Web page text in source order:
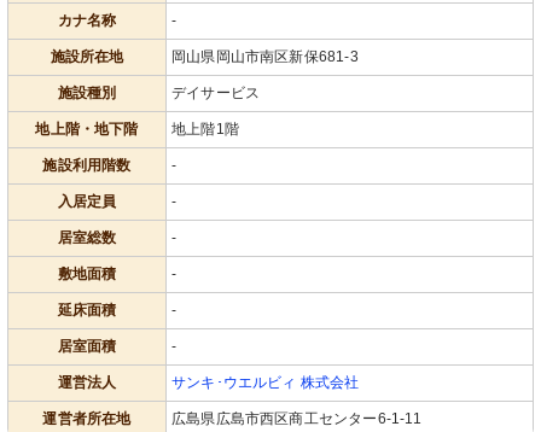
カナ名称 -
施設所在地 岡山県岡山市南区新保681-3
施設種別 デイサービス
地上階・地下階 地上階1階
施設利用階数 -
入居定員 -
居室総数 -
敷地面積 -
延床面積 -
居室面積 -
運営法人 サンキ･ウエルビィ 株式会社
運営者所在地 広島県広島市西区商工センター6-1-11